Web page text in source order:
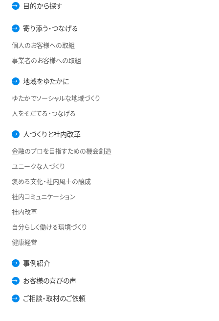
目的から探す
寄り添う・つなげる
個人のお客様への取組
事業者のお客様への取組
地域をゆたかに
ゆたかでソーシャルな地域づくり
人をそだてる・つなげる
人づくりと社内改革
金融のプロを目指すための機会創造
ユニークな人づくり
褒める文化・社内風土の醸成
社内コミュニケーション
社内改革
自分らしく働ける環境づくり
健康経営
事例紹介
お客様の喜びの声
ご相談・取材のご依頼